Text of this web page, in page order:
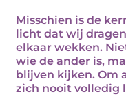
Misschien is de
licht dat wij
elkaar wekken.
wie de ander is,
blijven kijken. Om
zich nooit volledig